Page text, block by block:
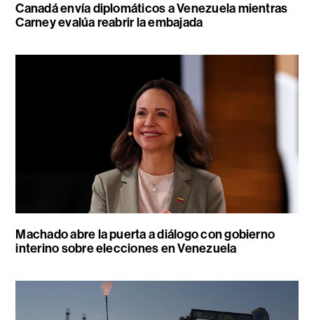
Canadá envía diplomáticos a Venezuela mientras
Carney evalúa reabrir la embajada
Machado abre la puerta a diálogo con gobierno
interino sobre elecciones en Venezuela